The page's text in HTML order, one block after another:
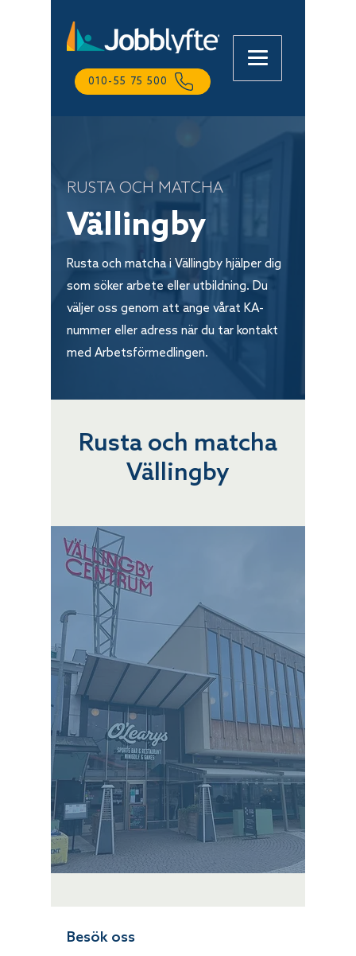
010-55 75 500
RUSTA OCH MATCHA
Vällingby
Rusta och matcha i Vällingby hjälper dig
som söker arbete eller utbildning. Du
väljer oss genom att ange vårat KA-
nummer eller adress när du tar kontakt
med Arbetsförmedlingen.
Rusta och matcha
Vällingby
Besök oss
Lena